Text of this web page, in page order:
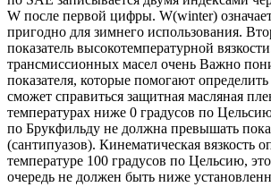
W после первой цифры. W(winter)
пригодно для зимнего использования.
показатель высокотемпературной
трансмиссионных масел очень Важно
показателя, которые помогают
сможет справиться защитная масляная
температурах ниже 0 градусов по
по Брукфильду не должна превышать
(сантипуазов). Кинематическая вязкость
температуре 100 градусов по Цельсию,
очередь не должен быть ниже